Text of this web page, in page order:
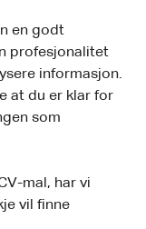
en godt
profesjonalitet
informasjon.
at du er klar for
som
mal, har vi
vil finne